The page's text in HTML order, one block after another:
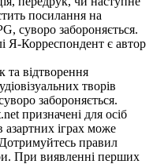
посилання на
суворо забороняється.
Я-Корреспондент є автор
та відтворення
творів
забороняється.
призначені для осіб
іграх може
правил
При виявленні перших